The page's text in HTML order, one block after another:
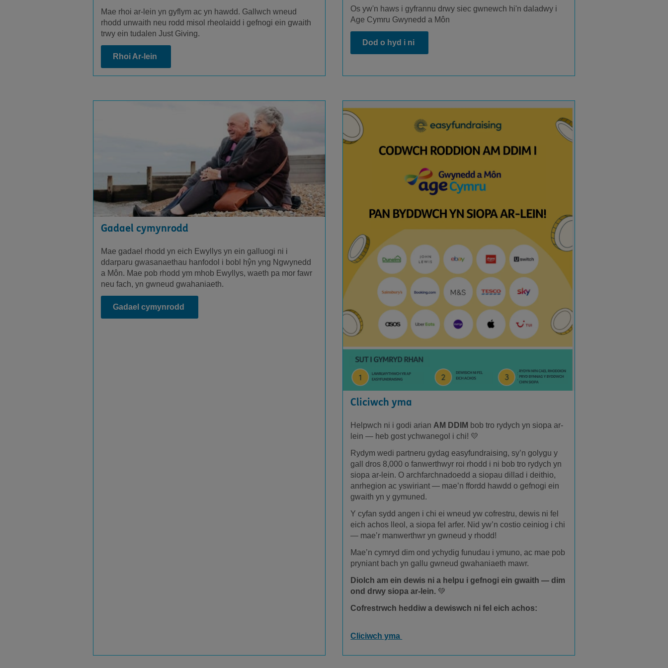
Mae rhoi ar-lein yn gyflym ac yn hawdd. Gallwch wneud
rhodd unwaith neu rodd misol rheolaidd i gefnogi ein gwaith
trwy ein tudalen Just Giving.
Rhoi Ar-lein
Os yw'n haws i gyfrannu drwy siecgwnewch hi'n daladwy i
Age Cymru Gwynedd a Môn
Dod o hyd i ni
Gadael cymynrodd
Mae gadael rhodd yn eich Ewyllys yn ein galluogi ni i
ddarparu gwasanaethau hanfodol i bobl hŷn yng Ngwynedd
a Môn. Mae pob rhodd ym mhob Ewyllys, waeth pa mor fawr
neu fach, yn gwneud gwahaniaeth.
Gadael cymynrodd
Cliciwch yma
Helpwch ni i godi arian AM DDIM bob tro rydych yn siopa ar-
lein — heb gost ychwanegol i chi! 💛
Rydym wedi partneru gydag easyfundraising, sy’n golygu y
gall dros 8,000 o fanwerthwyr roi rhodd i ni bob tro rydych yn
siopa ar-lein. O archfarchnadoedd a siopau dillad i deithio,
anrhegion ac yswiriant — mae’n ffordd hawdd o gefnogi ein
gwaith yn y gymuned.
Y cyfan sydd angen i chi ei wneud yw cofrestru, dewis ni fel
eich achos lleol, a siopa fel arfer. Nid yw’n costio ceiniog i chi
— mae’r manwerthwr yn gwneud y rhodd!
Mae’n cymryd dim ond ychydig funudau i ymuno, ac mae pob
pryniant bach yn gallu gwneud gwahaniaeth mawr.
Diolch am ein dewis ni a helpu i gefnogi ein gwaith — dim
ond drwy siopa ar-lein. 💚
Cofrestrwch heddiw a dewiswch ni fel eich achos:
Cliciwch yma